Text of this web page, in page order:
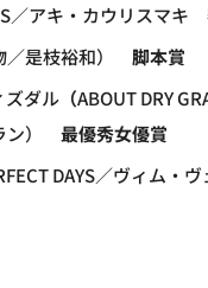
／アキ・カウリスマキ
／是枝裕和） 脚本賞
ズダル （ABOUT DRY
ン） 最優秀女優賞
DAYS／ヴィム・ヴ